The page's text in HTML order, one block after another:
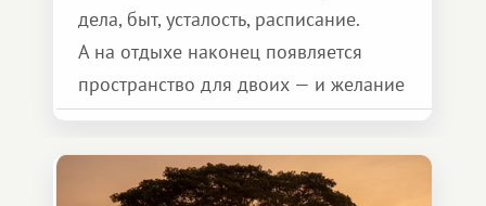
дела, быт, усталость, расписание.
А на отдыхе наконец появляется
пространство для двоих — и желание
сделать для близкого человека что-то
особенное. Не обязательно
масштабное, но тёплое